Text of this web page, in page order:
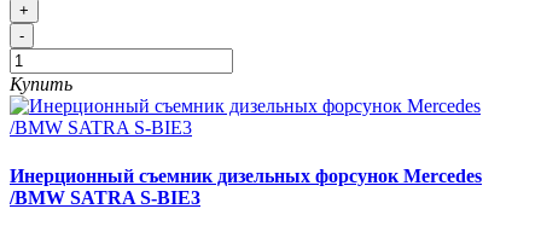
+
-
Купить
Инерционный съемник дизельных форсунок Mercedes
/BMW SATRA S-BIE3